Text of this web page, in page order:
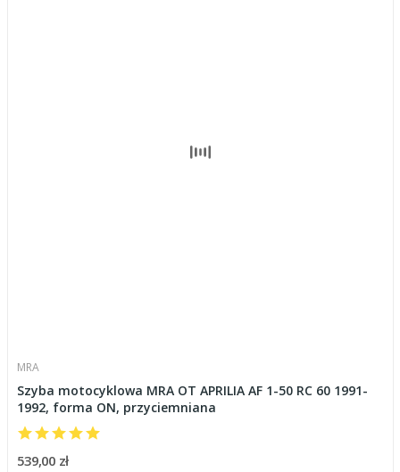
MRA
Szyba motocyklowa MRA OT APRILIA AF 1-50 RC 60 1991-
1992, forma ON, przyciemniana
539,00 zł